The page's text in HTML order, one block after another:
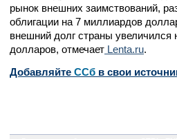
рынок внешних заимствований,
облигации на 7 миллиардов
внешний долг страны увеличился
долларов, отмечает Lenta.ru.
Добавляйте CСб в свои